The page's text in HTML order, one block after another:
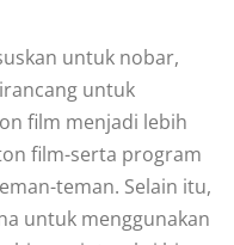
untuk nobar,
untuk
film menjadi lebih
film-serta program
teman. Selain itu,
untuk menggunakan